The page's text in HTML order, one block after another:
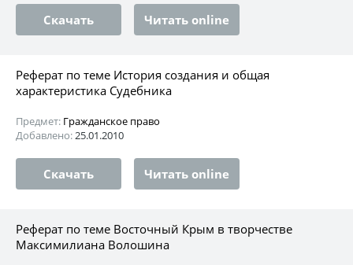
Скачать Читать online
Реферат по теме История создания и общая
характеристика Судебника
Предмет: Гражданское право
Добавлено:25.01.2010
Скачать Читать online
Реферат по теме Восточный Крым в творчестве
Максимилиана Волошина